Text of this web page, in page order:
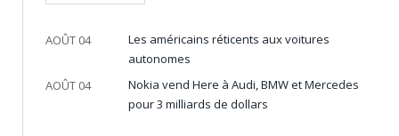
AOÛT 04
Les américains réticents aux voitures
autonomes
AOÛT 04
Nokia vend Here à Audi, BMW et Mercedes
pour 3 milliards de dollars